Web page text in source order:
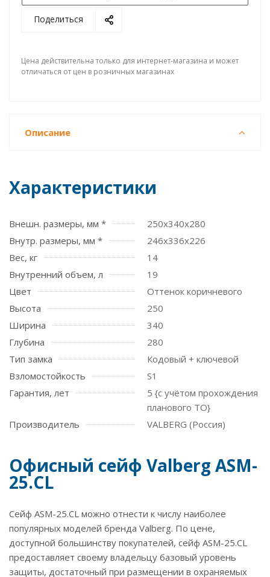
Поделиться
Цена действительна только для интернет-магазина и может
отличаться от цен в розничных магазинах
Описание
Характеристики
Внешн. размеры, мм *
250x340x280
Внутр. размеры, мм *
246х336х226
Вес, кг
14
Внутренний объем, л
19
Цвет
Оттенок коричневого
Высота
250
Ширина
340
Глубина
280
Тип замка
Кодовый + ключевой
Взломостойкость
S1
Гарантия, лет
5 {с учётом прохождения
планового ТО}
Производитель
VALBERG (Россия)
Офисный сейф Valberg ASM-
25.CL
Сейф ASM-25.CL можно отнести к числу наиболее
популярных моделей бренда Valberg. По цене,
доступной большинству покупателей, сейф ASM-25.CL
предоставляет своему владельцу базовый уровень
защиты, достаточный при размещении в охраняемых